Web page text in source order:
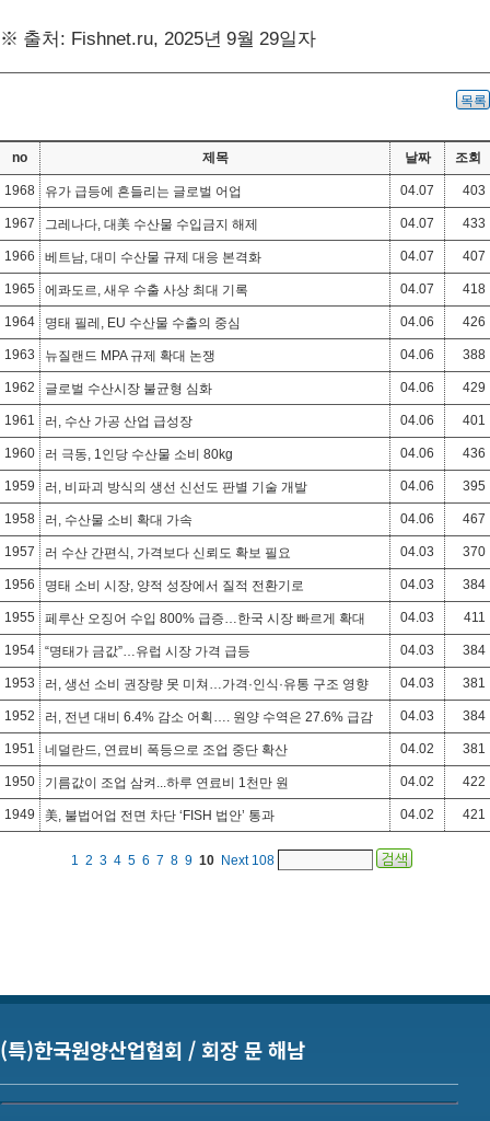
※ 출처 : Fishnet.ru, 2025년 9월 29일자
목록
no 제목 날짜 조회
1968 유가 급등에 흔들리는 글로벌 어업 04.07 403
1967 그레나다, 대美 수산물 수입금지 해제 04.07 433
1966 베트남, 대미 수산물 규제 대응 본격화 04.07 407
1965 에콰도르, 새우 수출 사상 최대 기록 04.07 418
1964 명태 필레, EU 수산물 수출의 중심 04.06 426
1963 뉴질랜드 MPA 규제 확대 논쟁 04.06 388
1962 글로벌 수산시장 불균형 심화 04.06 429
1961 러, 수산 가공 산업 급성장 04.06 401
1960 러 극동, 1인당 수산물 소비 80kg 04.06 436
1959 러, 비파괴 방식의 생선 신선도 판별 기술 개발 04.06 395
1958 러, 수산물 소비 확대 가속 04.06 467
1957 러 수산 간편식, 가격보다 신뢰도 확보 필요 04.03 370
1956 명태 소비 시장, 양적 성장에서 질적 전환기로 04.03 384
1955 페루산 오징어 수입 800% 급증…한국 시장 빠르게 확대 04.03 411
1954 “명태가 금값”…유럽 시장 가격 급등 04.03 384
1953 러, 생선 소비 권장량 못 미쳐…가격·인식·유통 구조 영향 04.03 381
1952 러, 전년 대비 6.4% 감소 어획…. 원양 수역은 27.6% 급감 04.03 384
1951 네덜란드, 연료비 폭등으로 조업 중단 확산 04.02 381
1950 기름값이 조업 삼켜...하루 연료비 1천만 원 04.02 422
1949 美, 불법어업 전면 차단 ‘FISH 법안’ 통과 04.02 421
1 2 3 4 5 6 7 8 9 10 Next 108
(특)한국원양산업협회 / 회장 문 해남